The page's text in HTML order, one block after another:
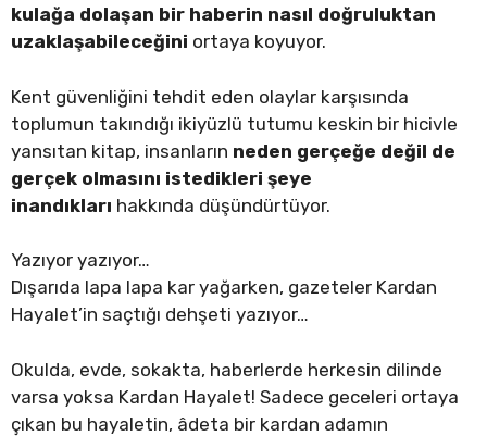
kulağa dolaşan bir haberin nasıl doğruluktan
uzaklaşabileceğini ortaya koyuyor.
Kent güvenliğini tehdit eden olaylar karşısında
toplumun takındığı ikiyüzlü tutumu keskin bir hicivle
yansıtan kitap, insanların neden gerçeğe değil de
gerçek olmasını istedikleri şeye
inandıkları hakkında düşündürtüyor.
Yazıyor yazıyor…
Dışarıda lapa lapa kar yağarken, gazeteler Kardan
Hayalet’in saçtığı dehşeti yazıyor…
Okulda, evde, sokakta, haberlerde herkesin dilinde
varsa yoksa Kardan Hayalet! Sadece geceleri ortaya
çıkan bu hayaletin, âdeta bir kardan adamın